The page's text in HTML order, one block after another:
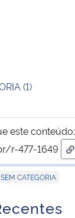
(1)
este conteúdo:
r-477-1649
SEM CATEGORIA